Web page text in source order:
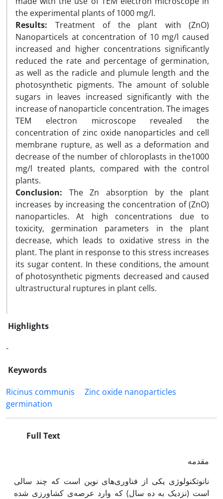
the experimental plants of 1000 mg/l.
Results: Treatment of the plant with (ZnO)
Nanoparticels at concentration of 10 mg/l caused
increased and higher concentrations significantly
reduced the rate and percentage of germination,
as well as the radicle and plumule length and the
photosynthetic pigments. The amount of soluble
sugars in leaves increased significantly with the
increase of nanoparticle concentration. The images
TEM electron microscope revealed the
concentration of zinc oxide nanoparticles and cell
membrane rupture, as well as a deformation and
decrease of the number of chloroplasts in the1000
mg/l treated plants, compared with the control
plants.
Conclusion: The Zn absorption by the plant
increases by increasing the concentration of (ZnO)
nanoparticles. At high concentrations due to
toxicity, germination parameters in the plant
decrease, which leads to oxidative stress in the
plant. The plant in response to this stress increases
its sugar content. In these conditions, the amount
of photosynthetic pigments decreased and caused
ultrastructural ruptures in plant cells.
Highlights
-
Keywords
Ricinus communis
Zinc oxide nanoparticles
germination
Full Text
مقدمه
نانوتکنولوژی یکی از فناوری‌های نوین است که چند سالی
است (نزدیک به ده سال) که وارد عرصه‌ی کشاورزی شده